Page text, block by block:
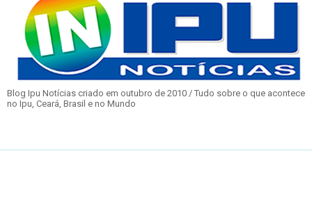
Blog Ipu Notícias criado em outubro de 2010 / Tudo sobre o que acontece
no Ipu, Ceará, Brasil e no Mundo